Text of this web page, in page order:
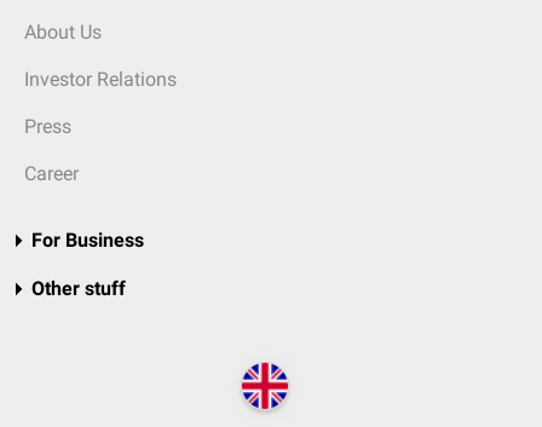
About Us
Investor Relations
Press
Career
For Business
Other stuff